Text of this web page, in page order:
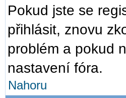
Pokud jste se
přihlásit, znovu
problém a pokud
nastavení fóra.
Nahoru